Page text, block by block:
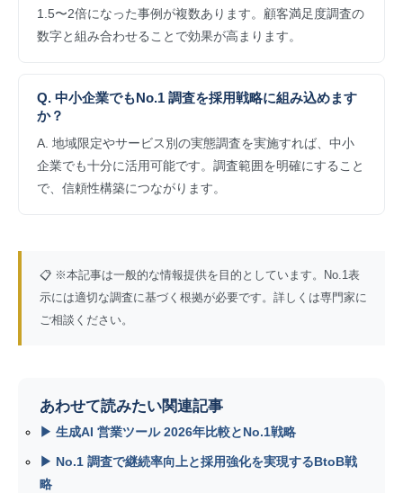
1.5〜2倍になった事例が複数あります。顧客満足度調査の
数字と組み合わせることで効果が高まります。
Q. 中小企業でもNo.1 調査を採用戦略に組み込めます
か？
A. 地域限定やサービス別の実態調査を実施すれば、中小
企業でも十分に活用可能です。調査範囲を明確にすること
で、信頼性構築につながります。
📋 ※本記事は一般的な情報提供を目的としています。No.1表
示には適切な調査に基づく根拠が必要です。詳しくは専門家に
ご相談ください。
あわせて読みたい関連記事
▶ 生成AI 営業ツール 2026年比較とNo.1戦略
▶ No.1 調査で継続率向上と採用強化を実現するBtoB戦
略